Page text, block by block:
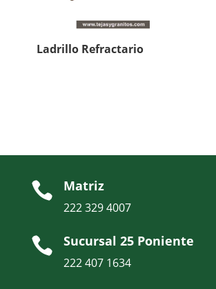
Ladrillo Refractario
 Matriz
222 329 4007
 Sucursal 25 Poniente
222 407 1634